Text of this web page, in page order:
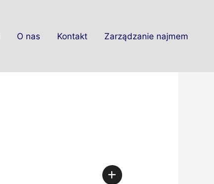
O nas Kontakt Zarządzanie najmem